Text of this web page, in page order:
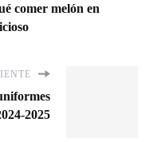
comer melón en
2025